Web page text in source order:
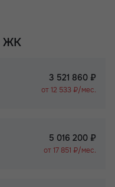
ЖК
3 521 860 ₽
от 12 533 ₽/мес.
5 016 200 ₽
от 17 851 ₽/мес.